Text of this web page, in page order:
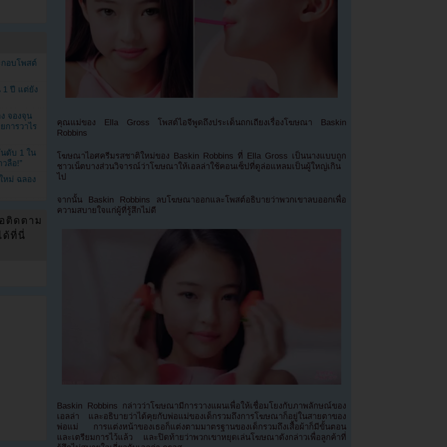
คุณแม่ของ Ella Gross โพสต์ไอจีพูดถึงประเด็นถกเถียงเรื่องโฆษณา Baskin
Robbins
โฆษณาไอศครีมรสชาติใหม่ของ Baskin Robbins ที่ Ella Gross เป็นนางแบบถูก
ชาวเน็ตบางส่วนวิจารณ์ว่าโฆษณาให้เอลล่าใช้คอนเซ็ปที่ดูล่อแหลมเป็นผู้ใหญ่เกิน
ไป
จากนั้น Baskin Robbins ลบโฆษณาออกและโพสต์อธิบายว่าพวกเขาลบออกเพื่อ
ความสบายใจแก่ผู้ที่รู้สึกไม่ดี
Baskin Robbins กล่าวว่าโฆษณามีการวางแผนเพื่อให้เชื่อมโยงกับภาพลักษณ์ของ
เอลล่า และอธิบายว่าได้คุยกับพ่อแม่ของเด็กรวมถึงการโฆษณาก็อยู่ในสายตาของ
พ่อแม่ การแต่งหน้าของเธอก็แต่งตามมาตรฐานของเด็กรวมถึงเสื้อผ้าก็มีขั้นตอน
และเตรียมการไว้แล้ว และปิดท้ายว่าพวกเขาหยุดเล่นโฆษณาดังกล่าวเพื่อลูกค้าที่
อบโพสต์
1 ปี แต่ยัง
จองจุน
การวาไร
ดับ 1 ใน
ลือ!”
หม่ ฉลอง
ติดตาม
ด้ที่นี่